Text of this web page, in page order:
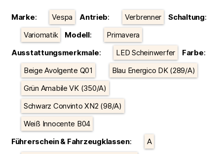
Kategorien
Marke: Vespa Antrieb: Verbrenner Schaltung:
Variomatik
Modell:
Primavera
Ausstattungsmerkmale: LED Scheinwerfer Farbe:
Beige Avolgente Q01
Blau Energico DK (289/A)
Grün Amabile VK (350/A)
Schwarz Convinto XN2 (98/A)
Weiß Innocente B04
Führerschein & Fahrzeugklassen:
A